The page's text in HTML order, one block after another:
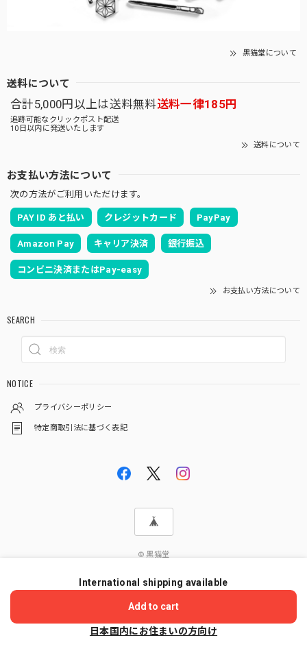
黒猫堂について
送料について
合計5,000円以上は送料無料送料一律185円
追跡可能なクリックポスト配送
10日以内に発送いたします
送料について
お支払い方法について
次の方法がご利用いただけます。
PAY ID あと払い クレジットカード PayPay
Amazon Pay キャリア決済 銀行振込
コンビニ決済またはPay-easy
お支払い方法について
SEARCH
NOTICE
プライバシーポリシー
特定商取引法に基づく表記
© 黒猫堂
International shipping available
Add to cart
日本国内にお住まいの方向け
ショップに質問する